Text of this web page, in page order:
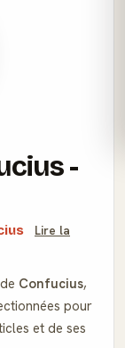
-
Lire la
Confucius,
pour
et de ses